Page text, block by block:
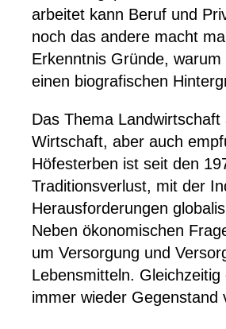
arbeitet kann Beruf und
noch das andere macht
Erkenntnis Gründe,
einen biografischen
Das Thema Landwirtschaft
Wirtschaft, aber auch
Höfesterben ist seit den
Traditionsverlust, mit der
Herausforderungen
Neben ökonomischen
um Versorgung und
Lebensmitteln. Gleichzeitig
immer wieder Gegenstand